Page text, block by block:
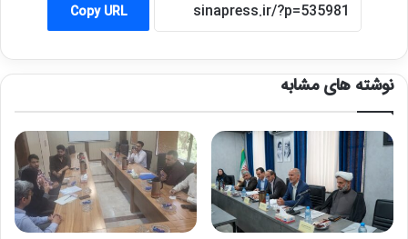
Copy URL
نوشته های مشابه